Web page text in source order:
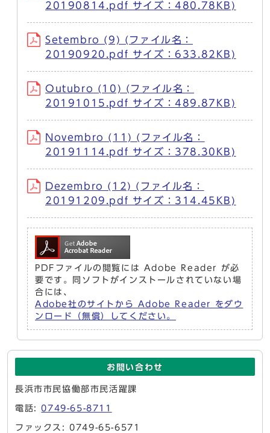
20190814.pdf サイズ：480.78KB)
Setembro (9) (ファイル名：
20190920.pdf サイズ：633.82KB)
Outubro (10) (ファイル名：
20191015.pdf サイズ：489.87KB)
Novembro (11) (ファイル名：
20191114.pdf サイズ：378.30KB)
Dezembro (12) (ファイル名：
20191209.pdf サイズ：314.45KB)
PDFファイルの閲覧には Adobe Reader が必
要です。同ソフトがインストールされていない場
合には、
Adobe社のサイトから Adobe Reader をダウ
ンロード（無償）してください。
お問い合わせ
長浜市市民協働部市民活躍課
電話:0749-65-8711
ファックス: 0749-65-6571